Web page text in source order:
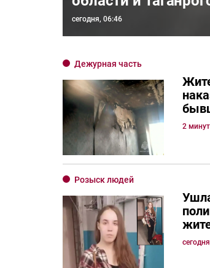
сегодня, 06:46
Дежурная часть
2
Розыск людей